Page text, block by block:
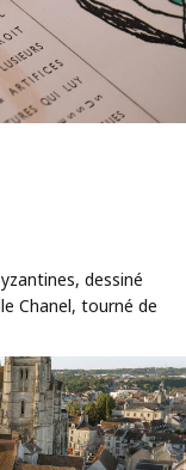
dessiné
Chanel, tourné de